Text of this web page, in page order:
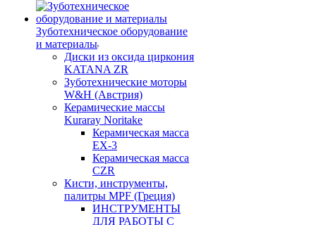
Зуботехническое оборудование
и материалы
Диски из оксида циркония
KATANA ZR
Зуботехнические моторы
W&H (Австрия)
Керамические массы
Kuraray Noritake
Керамическая масса
EX-3
Керамическая масса
CZR
Кисти, инструменты,
палитры MPF (Греция)
ИНСТРУМЕНТЫ
ДЛЯ РАБОТЫ С